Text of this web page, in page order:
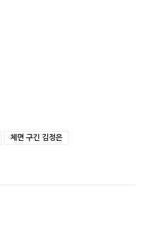
체면 구긴 김정은